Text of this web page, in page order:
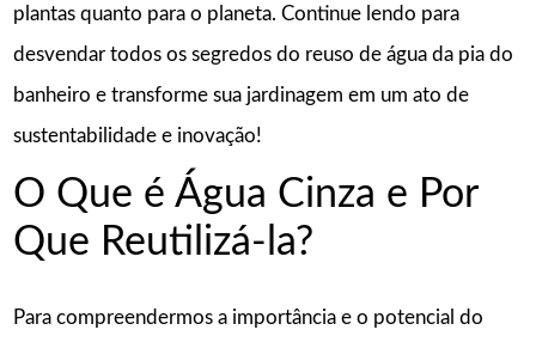
plantas quanto para o planeta. Continue lendo para
desvendar todos os segredos do reuso de água da pia do
banheiro e transforme sua jardinagem em um ato de
sustentabilidade e inovação!
O Que é Água Cinza e Por
Que Reutilizá-la?
Para compreendermos a importância e o potencial do